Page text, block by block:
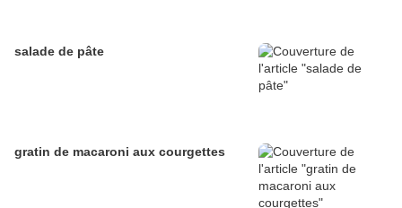
salade de pâte
gratin de macaroni aux courgettes